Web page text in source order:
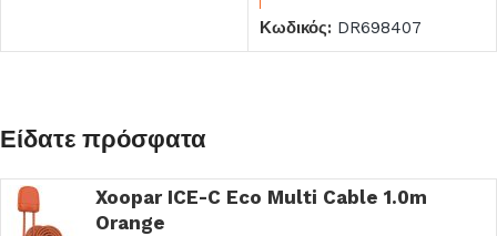
Κωδικός: DR698407
Είδατε πρόσφατα
Xoopar ICE-C Eco Multi Cable 1.0m
Orange